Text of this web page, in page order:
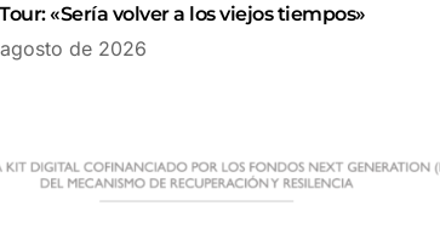
Tour: «Sería volver a los viejos tiempos»
agosto de 2026